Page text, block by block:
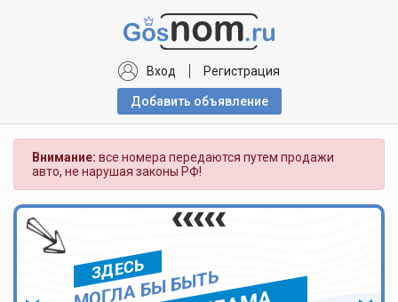
Вход Регистрация
Добавить объявлениe
Внимание: все номера передаются путем продажи
авто, не нарушая законы РФ!
ЗДЕСЬ
МОГЛА БЫ БЫТЬ